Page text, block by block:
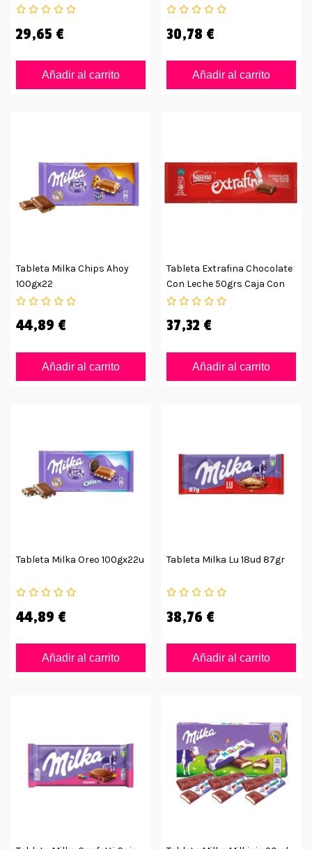
Unidades
29,65 €
Añadir al carrito
30,78 €
Añadir al carrito
Tableta Milka Chips Ahoy
100gx22
44,89 €
Añadir al carrito
Tableta Extrafina Chocolate
Con Leche 50grs Caja Con
30uds
37,32 €
Añadir al carrito
Tableta Milka Oreo 100gx22u
44,89 €
Añadir al carrito
Tableta Milka Lu 18ud 87gr
38,76 €
Añadir al carrito